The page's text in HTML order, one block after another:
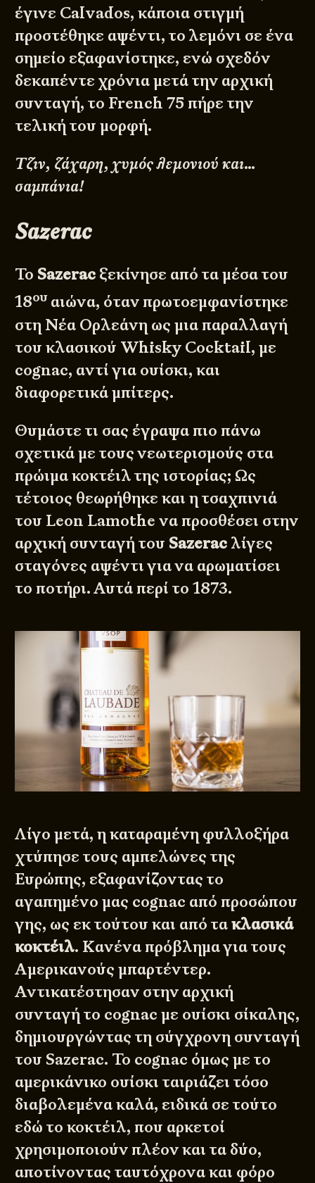
έγινε Calvados, κάποια στιγμή
προστέθηκε αψέντι, το λεμόνι σε ένα
σημείο εξαφανίστηκε, ενώ σχεδόν
δεκαπέντε χρόνια μετά την αρχική
συνταγή, το French 75 πήρε την
τελική του μορφή.
Τζιν, ζάχαρη, χυμός λεμονιού και…
σαμπάνια!
Sazerac
Το Sazerac ξεκίνησε από τα μέσα του
18ουαιώνα, όταν πρωτοεμφανίστηκε
στη Νέα Ορλεάνη ως μια παραλλαγή
του κλασικού Whisky Cocktail, με
cognac, αντί για ουίσκι, και
διαφορετικά μπίτερς.
Θυμάστε τι σας έγραψα πιο πάνω
σχετικά με τους νεωτερισμούς στα
πρώιμα κοκτέιλ της ιστορίας; Ως
τέτοιος θεωρήθηκε και η τσαχπινιά
του Leon Lamothe να προσθέσει στην
αρχική συνταγή του Sazerac λίγες
σταγόνες αψέντι για να αρωματίσει
το ποτήρι. Αυτά περί το 1873.
Λίγο μετά, η καταραμένη φυλλοξήρα
χτύπησε τους αμπελώνες της
Ευρώπης, εξαφανίζοντας το
αγαπημένο μας cognac από προσώπου
γης, ως εκ τούτου και από τακλασικά
κοκτέιλ. Κανένα πρόβλημα για τους
Αμερικανούς μπαρτέντερ.
Αντικατέστησαν στην αρχική
συνταγή το cognac με ουίσκι σίκαλης,
δημιουργώντας τη σύγχρονη συνταγή
του Sazerac. Το cognac όμως με το
αμερικάνικο ουίσκι ταιριάζει τόσο
διαβολεμένα καλά, ειδικά σε τούτο
εδώ το κοκτέιλ, που αρκετοί
χρησιμοποιούν πλέον και τα δύο,
αποτίνοντας ταυτόχρονα και φόρο